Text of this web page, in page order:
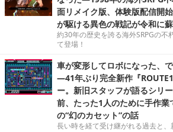
面リメイク版、体験版配信開
が駆ける異色の戦記が令和に
約30年の歴史を誇る海外SRPGの不
て登場！
車が変形してロボになった、
―41年ぶり完全新作『
ー。新旧スタッフが語るシリ
前、たった1人のために手作
の“幻のカセット”の話
長い時を経て受け継がれる過去と、